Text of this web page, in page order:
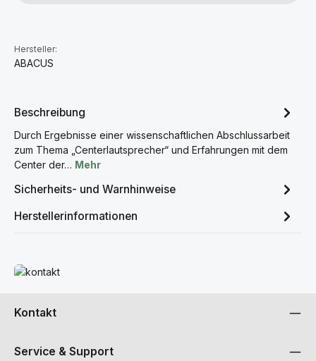
Hersteller:
ABACUS
Beschreibung
Durch Ergebnisse einer wissenschaftlichen Abschlussarbeit
zum Thema „Centerlautsprecher“ und Erfahrungen mit dem
Center der… Mehr
Sicherheits- und Warnhinweise
Herstellerinformationen
Mehr erfahren
Kontakt
Service & Support